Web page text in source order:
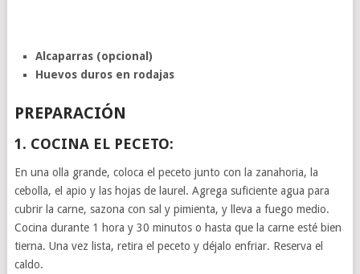
Alcaparras (opcional)
Huevos duros en rodajas
PREPARACIÓN
1. COCINA EL PECETO:
En una olla grande, coloca el peceto junto con la zanahoria, la
cebolla, el apio y las hojas de laurel. Agrega suficiente agua para
cubrir la carne, sazona con sal y pimienta, y lleva a fuego medio.
Cocina durante 1 hora y 30 minutos o hasta que la carne esté bien
tierna. Una vez lista, retira el peceto y déjalo enfriar. Reserva el
caldo.